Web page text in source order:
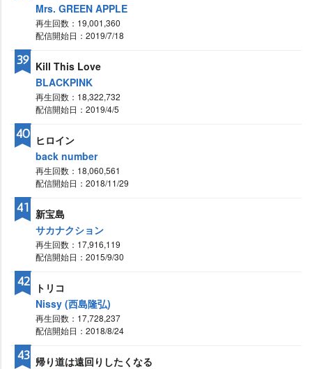
Mrs. GREEN APPLE
再生回数：19,001,360
配信開始日：2019/7/18
Kill This Love
BLACKPINK
再生回数：18,322,732
配信開始日：2019/4/5
39
ヒロイン
back number
再生回数：18,060,561
配信開始日：2018/11/29
40
新宝島
サカナクション
再生回数：17,916,119
配信開始日：2015/9/30
41
トリコ
Nissy (西島隆弘)
再生回数：17,728,237
配信開始日：2018/8/24
42
帰り道は遠回りしたくなる
43